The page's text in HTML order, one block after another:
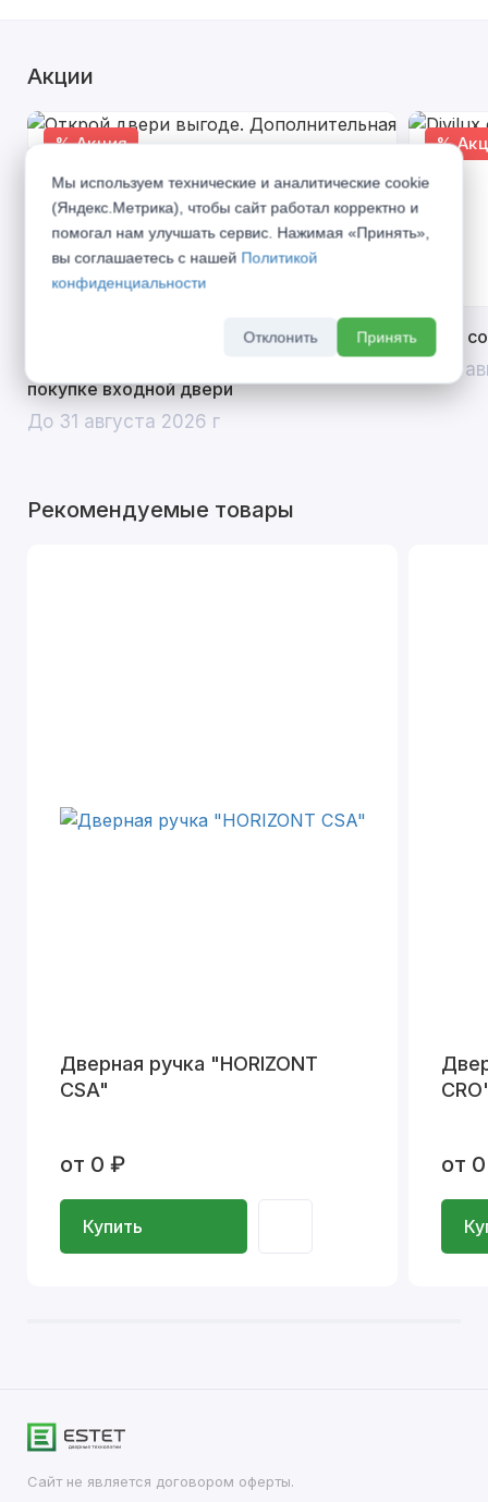
Акции
% Акция
Открой двери выгоде. Дополнительная
скидка 10% на межкомнатные двери при
покупке входной двери
До 31 августа 2026 г
%
Divilux
До 31
Рекомендуемые товары
Дверная ручка "HORIZONT
CSA"
от 0 ₽
Купить
от
Сайт не является договором оферты.
Мы используем технические и аналитические cookie
(Яндекс.Метрика), чтобы сайт работал корректно и
помогал нам улучшать сервис. Нажимая «Принять»,
вы соглашаетесь с нашей Политикой
конфиденциальности
Отклонить Принять